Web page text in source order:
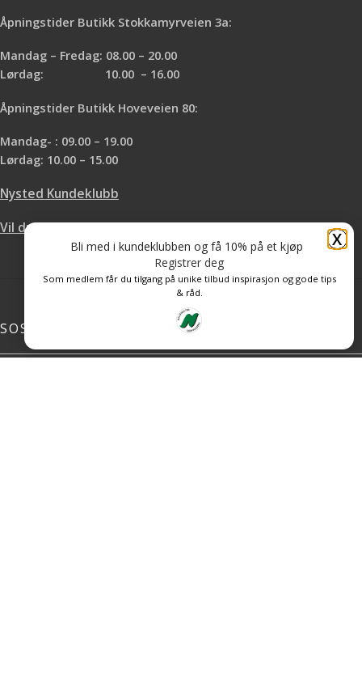
Åpningstider Butikk Stokkamyrveien 3a:
Mandag – Fredag: 08.00 – 20.00
Lørdag: 10.00 – 16.00
Åpningstider Butikk Hoveveien 80:
Mandag- : 09.00 – 19.00
Lørdag: 10.00 – 15.00
Nysted Kundeklubb
Vil du leie hos oss?
SOSIALE MEDIER
X
Bli med i kundeklubben og få 10% på et kjøp
Registrer deg
Som medlem får du tilgang på unike tilbud inspirasjon og gode tips
& råd.